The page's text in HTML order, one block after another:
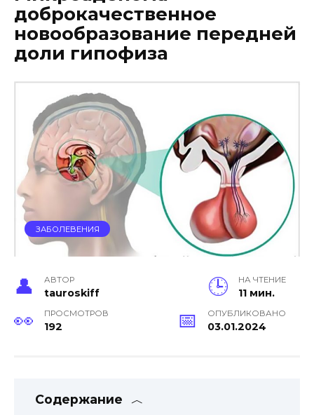
доброкачественное
новообразование передней
доли гипофиза
ЗАБОЛЕВЕНИЯ
АВТОР
tauroskiff
НА ЧТЕНИЕ
11 мин.
ПРОСМОТРОВ
192
ОПУБЛИКОВАНО
03.01.2024
Содержание